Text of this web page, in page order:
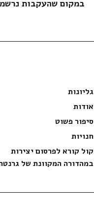
במקום שהעקבות
גליונות
אודות
סיפור פשוט
חנויות
קול קורא לפרסום יצירות
במהדורה המקוונת של